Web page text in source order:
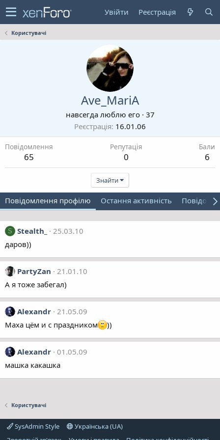
Увійти Реєстрація
Користувачі
Ave_MariA
навсегда люблю его · 37
Реєстрація 16.01.06
Повідомлення
65
Репутація
0
Бали
6
Знайти
Повідомлення профілю Остання активність
S Stealth_
25.03.10
даров))
PartyZan
21.01.10
А я тоже забегал)
Alexandr 21.05.09
Маха цём и с праздником
))
Alexandr 01.05.09
машка какашка
Користувачі
SysAdmin Style
Українська (UA)